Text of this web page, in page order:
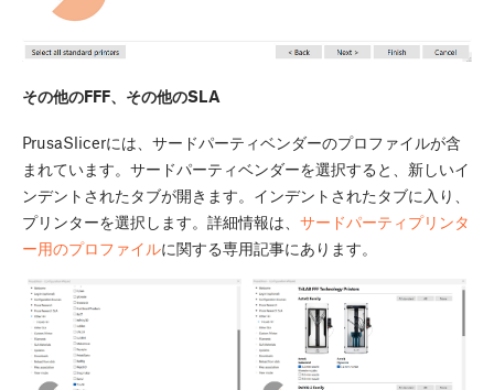
その他のFFF、その他のSLA
PrusaSlicerには、サードパーティベンダーのプロファイルが含
まれています。サードパーティベンダーを選択すると、新しいイ
ンデントされたタブが開きます。インデントされたタブに入り、
プリンターを選択します。詳細情報は、 サードパーティプリンタ
ー用のプロファイルに関する専用記事にあります。